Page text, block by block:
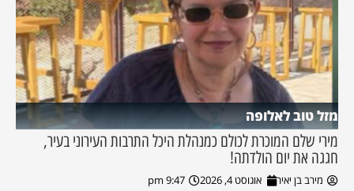
מזל טוב לאלופה
מירי שלם המוכרת לכולם כמנהלת היכל התרבות העירוני בעיר,
חגגה את יום הולדתה!
מירב בן יאיר אוגוסט 4, 2026 9:47 pm